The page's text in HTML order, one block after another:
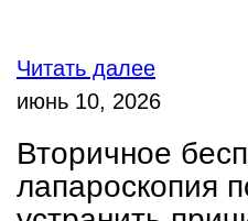
Читать далее
июнь 10, 2026
Вторичное
лапароскопия